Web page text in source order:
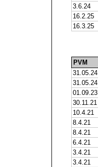
3.6.24
16.2.25
16.3.25
PVM
31.05.24
31.05.24
01.09.23
30.11.21
10.4.21
8.4.21
8.4.21
6.4.21
3.4.21
3.4.21